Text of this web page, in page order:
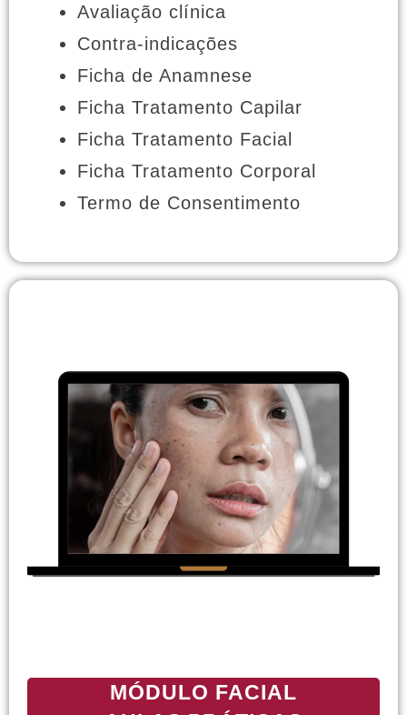
Avaliação clínica
Contra-indicações
Ficha de Anamnese
Ficha Tratamento Capilar
Ficha Tratamento Facial
Ficha Tratamento Corporal
Termo de Consentimento
MÓDULO FACIAL